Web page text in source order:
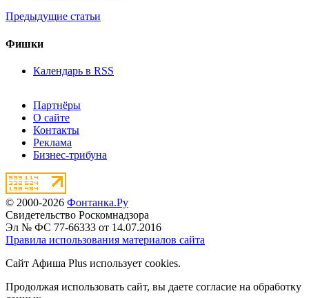
Предыдущие статьи
Фишки
Календарь в RSS
Партнёры
О сайте
Контакты
Реклама
Бизнес-трибуна
© 2000-2026 Фонтанка.Ру
Свидетельство Роскомнадзора
Эл № ФС 77-66333 от 14.07.2016
Правила использования материалов сайта
Сайт Афиша Plus использует cookies.
Продолжая использовать сайт, вы даете согласие на обработку